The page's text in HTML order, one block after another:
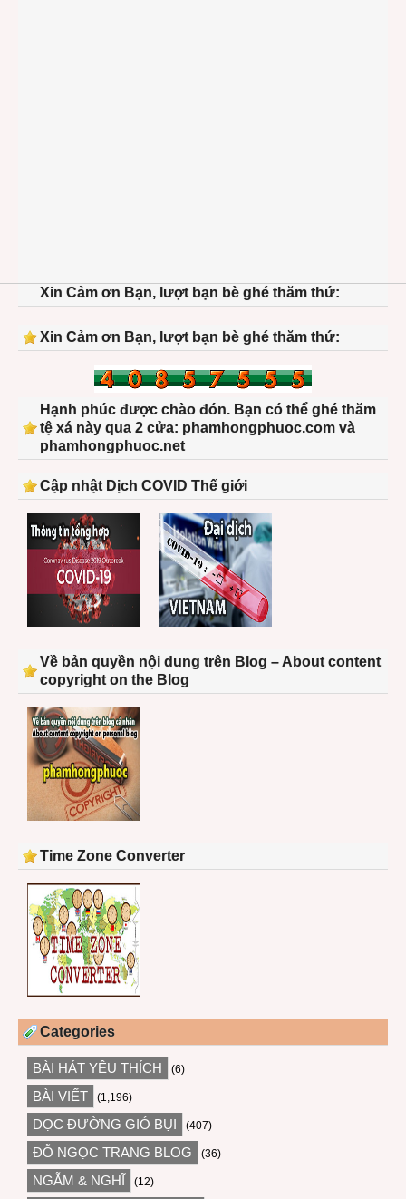
Xin Cảm ơn Bạn, lượt bạn bè ghé thăm thứ:
Xin Cảm ơn Bạn, lượt bạn bè ghé thăm thứ:
Hạnh phúc được chào đón. Bạn có thể ghé thăm
tệ xá này qua 2 cửa: phamhongphuoc.com và
phamhongphuoc.net
Cập nhật Dịch COVID Thế giới
Về bản quyền nội dung trên Blog – About content
copyright on the Blog
Time Zone Converter
Categories
BÀI HÁT YÊU THÍCH (6)
BÀI VIẾT (1,196)
DỌC ĐƯỜNG GIÓ BỤI (407)
ĐỖ NGỌC TRANG BLOG (36)
NGẪM & NGHĨ (12)